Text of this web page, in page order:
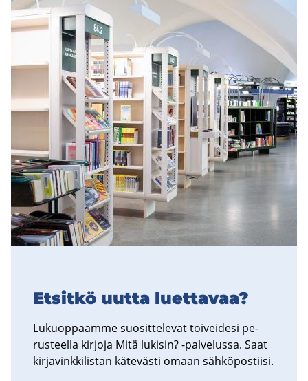
Et­sit­kö uutta luet­ta­vaa?
Lu­kuop­paam­me suo­sit­te­le­vat toi­vei­de­si pe­
rus­teel­la kir­jo­ja Mitä lu­ki­sin? -​palvelussa. Saat
kir­ja­vink­ki­lis­tan kä­te­väs­ti omaan säh­kö­pos­tii­si.